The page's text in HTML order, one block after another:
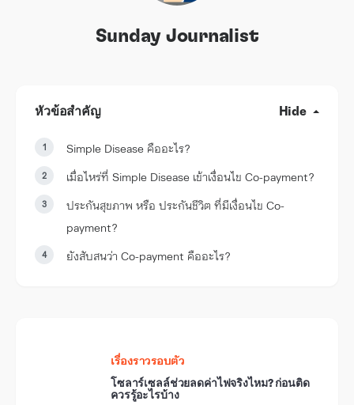
Sunday Journalist
หัวข้อสำคัญ Hide
Simple Disease คืออะไร?
เมื่อไหร่ที่ Simple Disease เข้าเงื่อนไข Co-payment?
ประกันสุขภาพ หรือ ประกันชีวิต ที่มีเงื่อนไข Co-
payment?
ยังสับสนว่า Co-payment คืออะไร?
เรื่องราวรอบตัว
โซลาร์เซลล์ช่วยลดค่าไฟจริงไหม? ก่อนติด
ควรรู้อะไรบ้าง